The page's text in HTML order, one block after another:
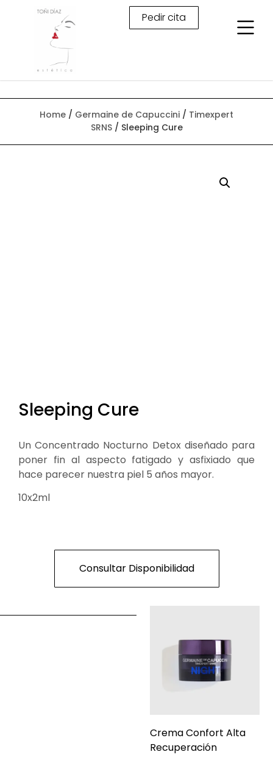
Pedir cita
Home / Germaine de Capuccini / Timexpert
SRNS/ Sleeping Cure
Sleeping Cure
Un Concentrado Nocturno Detox diseñado para
poner fin al aspecto fatigado y asfixiado que
hace parecer nuestra piel 5 años mayor.
10x2ml
Consultar Disponibilidad
Crema Confort Alta
Recuperación